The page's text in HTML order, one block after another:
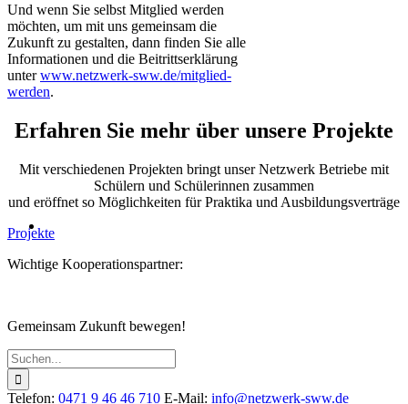
Und wenn Sie selbst Mitglied werden
möchten, um mit uns gemeinsam die
Zukunft zu gestalten, dann finden Sie alle
Informationen und die Beitrittserklärung
unterwww.netzwerk-sww.de/mitglied-
werden.
Erfahren Sie mehr über unsere Projekte
Mit verschiedenen Projekten bringt unser Netzwerk Betriebe mit
Schülern und Schülerinnen zusammen
und eröffnet so Möglichkeiten für Praktika und Ausbildungsverträge
Projekte
Wichtige Kooperationspartner:
Gemeinsam Zukunft bewegen!
Suche
nach:
Telefon: 0471 9 46 46 710 E-Mail: info@netzwerk-sww.de